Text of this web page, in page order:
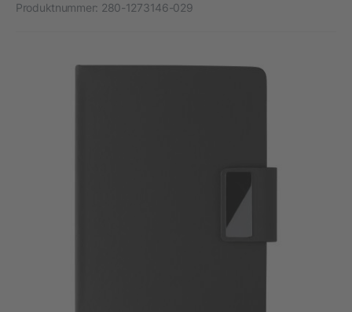
Produktnummer: 280-1273146-029